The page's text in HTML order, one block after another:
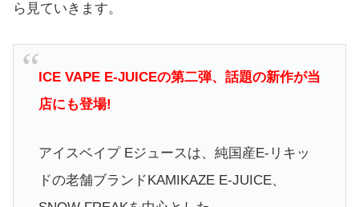
ら見ていきます。
ICE VAPE E-JUICEの第二弾、話題の新作が当
店にも登場!
アイスベイプ Eジュースは、純国産E-リキッ
ドの老舗ブランドKAMIKAZE E-JUICE、